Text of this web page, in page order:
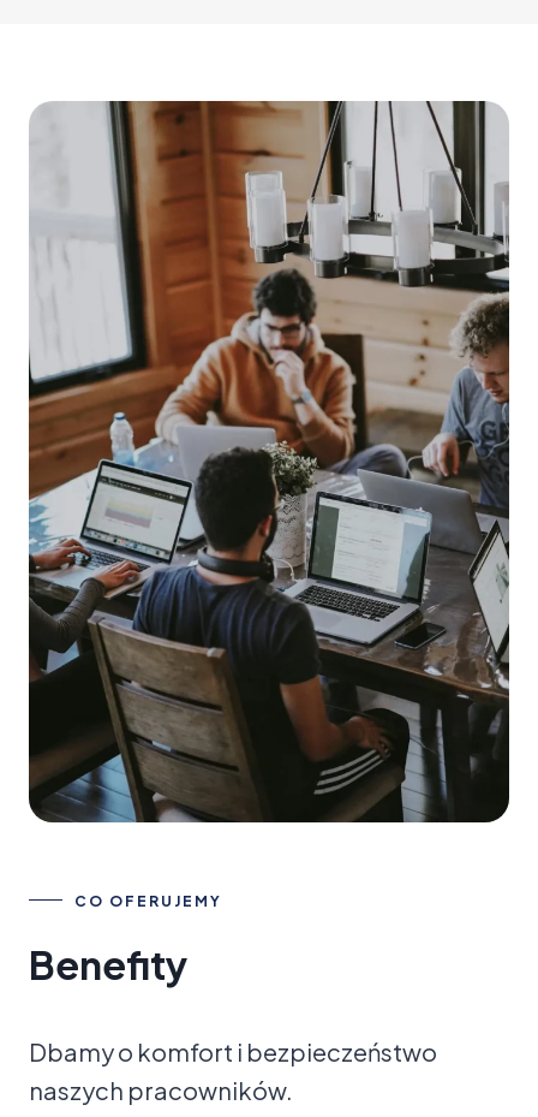
CO OFERUJEMY
Benefity
Dbamy o komfort i bezpieczeństwo
naszych pracowników.